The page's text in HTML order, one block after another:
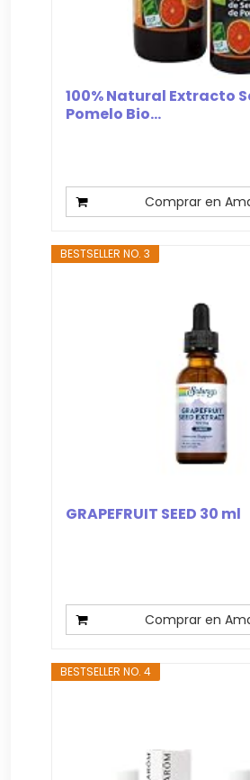
100% Natural Extracto
Pomelo Bio...
Comprar en
BESTSELLER NO. 3
GRAPEFRUIT SEED 30 ml
Comprar en
BESTSELLER NO. 4